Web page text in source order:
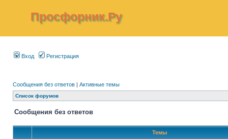
Просфорник.Ру
Вход Регистрация
Сообщения без ответов | Активные темы
Список форумов
Сообщения без ответов
Темы